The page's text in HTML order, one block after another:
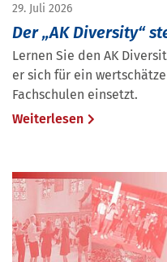
29. Juli 2026
Der „AK Diversity“
Lernen Sie den AK
er sich für ein
Fachschulen einsetzt.
Weiterlesen